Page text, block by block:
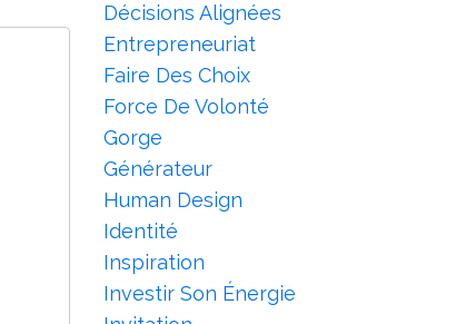
Décisions Alignées
Entrepreneuriat
Faire Des Choix
Force De Volonté
Gorge
Générateur
Human Design
Identité
Inspiration
Investir Son Énergie